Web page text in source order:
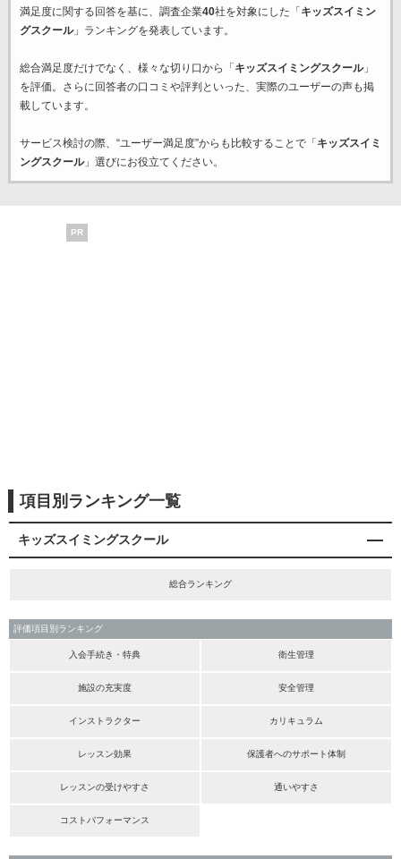
満足度に関する回答を基に、調査企業40社を対象にした「 キッズスイミン
グスクール」ランキングを発表しています。
総合満足度だけでなく、様々な切り口から「 キッズスイミングスクール」
を評価。さらに回答者の口コミや評判といった、実際のユーザーの声も掲
載しています。
サービス検討の際、“ユーザー満足度”からも比較することで「 キッズスイミ
ングスクール」選びにお役立てください。
PR
項目別ランキング一覧
キッズスイミングスクール
総合ランキング
評価項目別ランキング
入会手続き・特典 衛生管理
施設の充実度 安全管理
インストラクター カリキュラム
レッスン効果 保護者へのサポート体制
レッスンの受けやすさ 通いやすさ
コストパフォーマンス